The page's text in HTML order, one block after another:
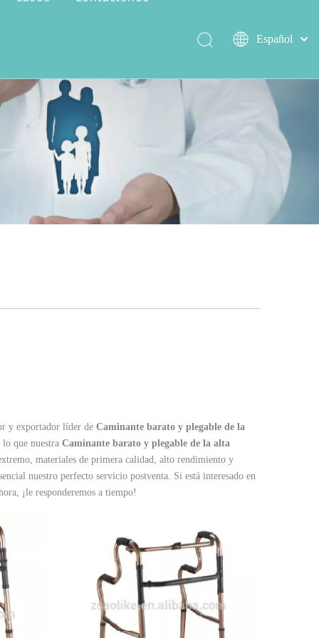
Serie de encer salvaje
Capacidad de producción
Español
简体中文
English
y exportador líder de Caminante barato y plegable de la
que nuestra Caminante barato y plegable de la alta
materiales de primera calidad, alto rendimiento y
nuestro perfecto servicio postventa. Si está interesado en
¡le responderemos a tiempo!